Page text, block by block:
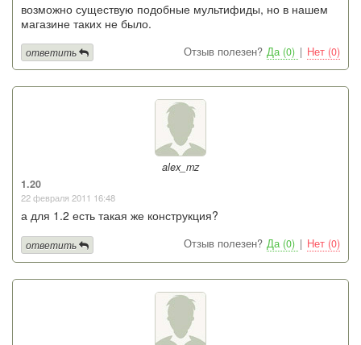
возможно существую подобные мультифиды, но в нашем
магазине таких не было.
Отзыв полезен? Да (0) | Нет (0)
ответить
alex_mz
1.20
22 февраля 2011 16:48
а для 1.2 есть такая же конструкция?
Отзыв полезен? Да (0) | Нет (0)
ответить